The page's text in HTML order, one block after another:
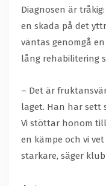
Diagnosen är
en skada på det
väntas genomgå
lång rehabilitering
– Det är
laget. Han har sett
Vi stöttar honom
en kämpe och vi
starkare, säger